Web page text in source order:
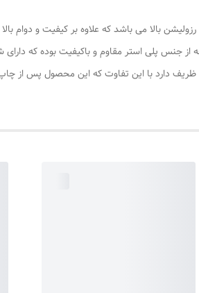
بالا می باشد که علاوه بر کیفیت و دوام
جنس پلی استر مقاوم و باکیفیت بوده که
ظریف دارد با این تفاوت که این محصول پس از